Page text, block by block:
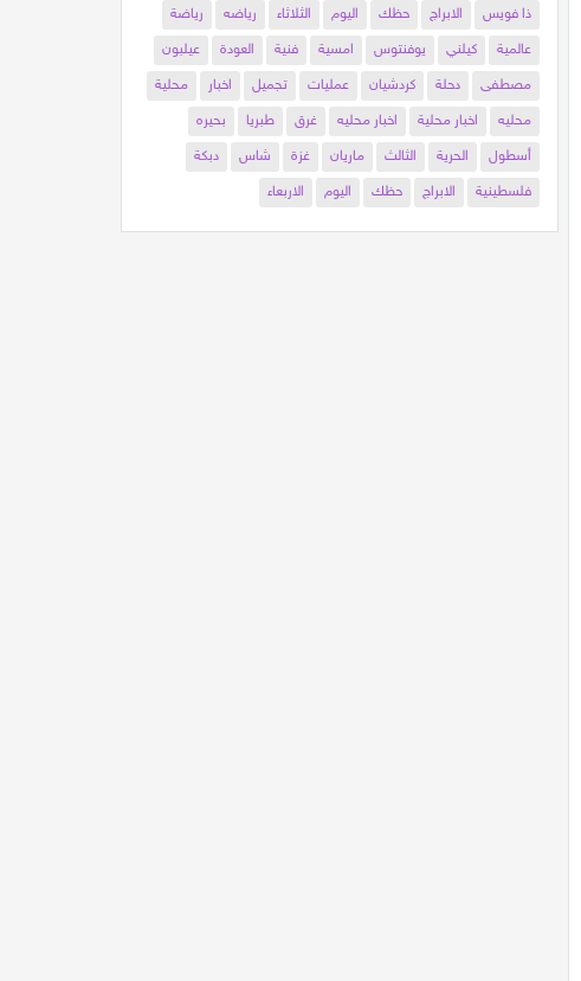
ذا فويس
الابراج حظك اليوم الثلاثاء رياضه
رياضة
عالمية
كيلني يوفنتوس امسية فنية العودة
عيلبون
مصطفى
دحلة كردشيان عمليات تجميل اخبار
محلية
محليه
اخبار محلية اخبار محليه غرق طبريا
بحيره
أسطول
الحرية الثالث ماريان غزة شاس
دبكة
فلسطينية
الابراج حظك اليوم الاربعاء